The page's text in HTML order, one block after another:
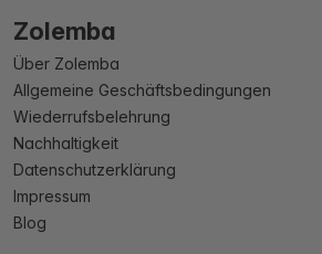
Zolemba
Über Zolemba
Allgemeine Geschäftsbedingungen
Wiederrufsbelehrung
Nachhaltigkeit
Datenschutzerklärung
Impressum
Blog